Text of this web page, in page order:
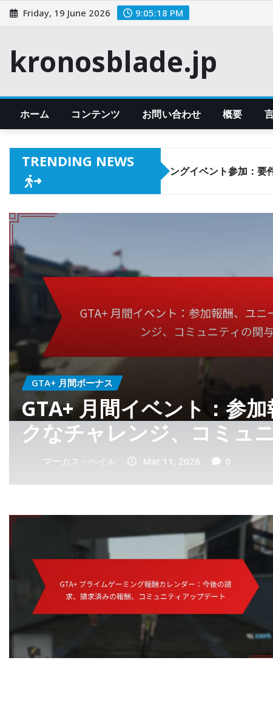
Skip
to
Friday, 19 June 2026 9:05:19 PM
kronosblade.jp
ホーム コンテンツ お問い合わせ 概要
TRENDING NEWS
GTA+ プライムゲーミングイベント参加：要件、報酬、コ
週間イベント報酬
GTA+ ウィークリー特集
ィ: ハイライト、報酬、
の交流
マーカス・ヘイル Mar 10, 2026 0